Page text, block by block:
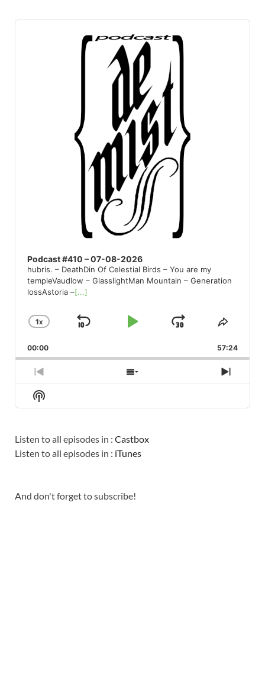
Audio
Podcast #410 – 07-08-2026
hubris. – DeathDin Of Celestial Birds – You are my
templeVaudlow – GlasslightMan Mountain – Generation
lossAstoria –[...]
CHANGE
RATE
1X
SKIP
PLAYJUMP
FORWARD
SHARE
00:00 57:24
PREVIOUS
EPISODE
SHOW
EPISODES
NEXT
Show
Podcast
Listen to all episodes in : Castbox
Listen to all episodes in : iTunes
And don't forget to subscribe!